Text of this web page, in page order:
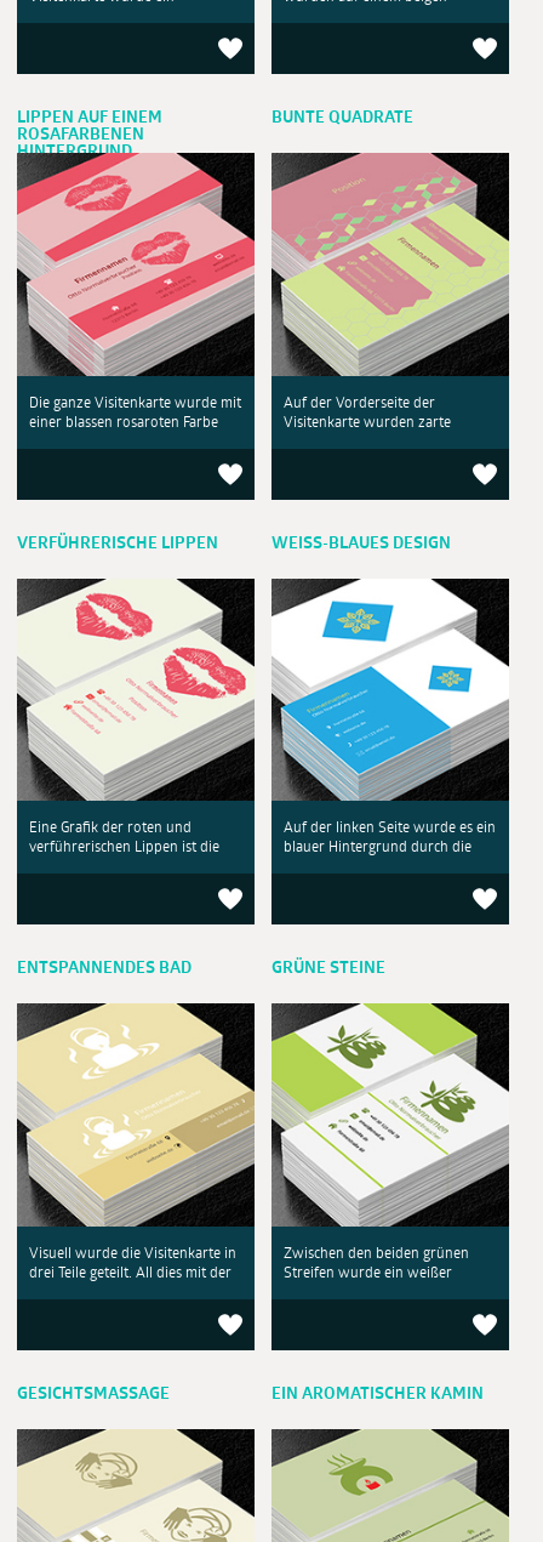
LIPPEN AUF EINEM
ROSAFARBENEN
HINTERGRUND
Die ganze Visitenkarte wurde mit
einer blassen rosaroten Farbe
BUNTE QUADRATE
Auf der Vorderseite der
Visitenkarte wurden zarte
VERFÜHRERISCHE LIPPEN
Eine Grafik der roten und
verführerischen Lippen ist die
WEISS-BLAUES DESIGN
Auf der linken Seite wurde es ein
blauer Hintergrund durch die
ENTSPANNENDES BAD
Visuell wurde die Visitenkarte in
drei Teile geteilt. All dies mit der
GRÜNE STEINE
Zwischen den beiden grünen
Streifen wurde ein weißer
GESICHTSMASSAGE EIN AROMATISCHER KAMIN